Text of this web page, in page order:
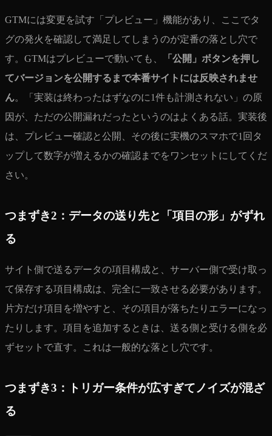
GTMには変更を試す「プレビュー」機能があり、ここでタ
グの発火を確認して満足してしまうのが定番の落とし穴で
す。GTMはプレビューで動いても、
「公開」ボタンを押し
てバージョンを公開するまで本番サイトには反映されませ
ん。「実装は終わったはずなのに1件も計測されない」の原
因が、ただの公開漏れだったというのはよくある話。実装後
は、プレビュー確認と公開、その後に実機のスマホで1回タ
ップして数字が増えるかの確認までをワンセットにしてくだ
さい。
つまずき2：データの送り先と「項目の形」がずれ
る
サイト側で送るデータの項目構成と、サーバー側で受け取っ
て保存する項目構成は、完全に一致させる必要があります。
片方だけ項目を増やすと、その項目が落ちたりエラーになっ
たりします。項目を追加するときは、送る側と受ける側を必
ずセットで直す。これは一般的な落とし穴です。
つまずき3：トリガー条件が広すぎてノイズが混ざ
る